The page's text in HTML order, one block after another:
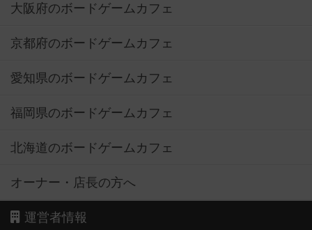
大阪府のボードゲームカフェ
京都府のボードゲームカフェ
愛知県のボードゲームカフェ
福岡県のボードゲームカフェ
北海道のボードゲームカフェ
オーナー・店長の方へ
運営者情報